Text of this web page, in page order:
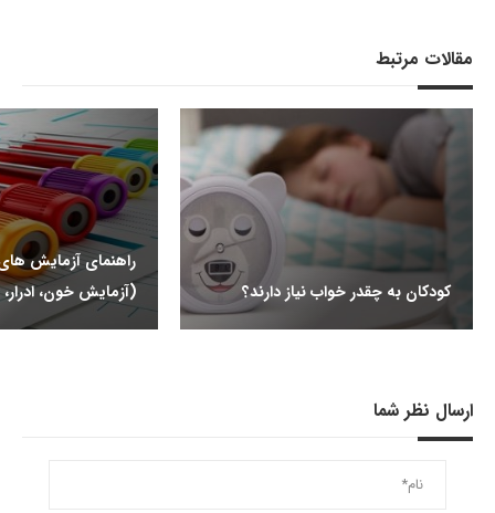
مقالات مرتبط
کودکان به چقدر خواب نیاز دارند؟
راهنمای آزمایش
(آزمایش خون،
ارسال نظر شما